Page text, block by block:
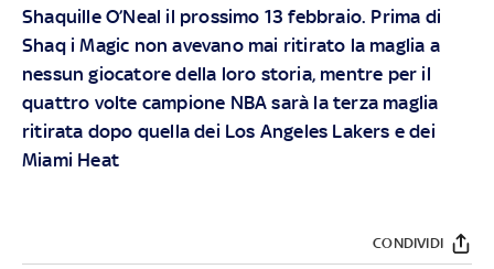
Shaquille O’Neal il prossimo 13 febbraio. Prima di
Shaq i Magic non avevano mai ritirato la maglia a
nessun giocatore della loro storia, mentre per il
quattro volte campione NBA sarà la terza maglia
ritirata dopo quella dei Los Angeles Lakers e dei
Miami Heat
CONDIVIDI